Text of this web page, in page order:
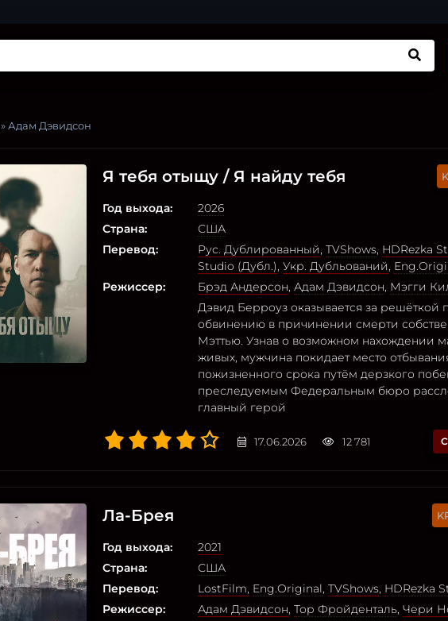
» Адам Дэвидсон
Я тебя отыщу / Я найду тебя
Год выхода:
2026
Страна:
США
Перевод:
Рус. Дублированный, TVShows, HDRezka
Studio (Дубл.), Укр. Дубльований,
Режиссер:
Брэд Андерсон, Адам Дэвидсон, Мэгги
Дэвид Берроуз оказывается за решёткой
обвинению в причинении смерти
Мэттью. Узнав о возможном нахождении
живых, мужчина покидает место
пожизненного срока путём дерзкого
преследуемым Федеральным бюро
главный герой
17.06.2026 12 781
Ла-Брея
Год выхода:
2021
Страна:
США
Перевод:
LostFilm, Eng.Original, TVShows, HDRezka
Режиссер:
Адам Дэвидсон, Тор Фройденталь, Чери